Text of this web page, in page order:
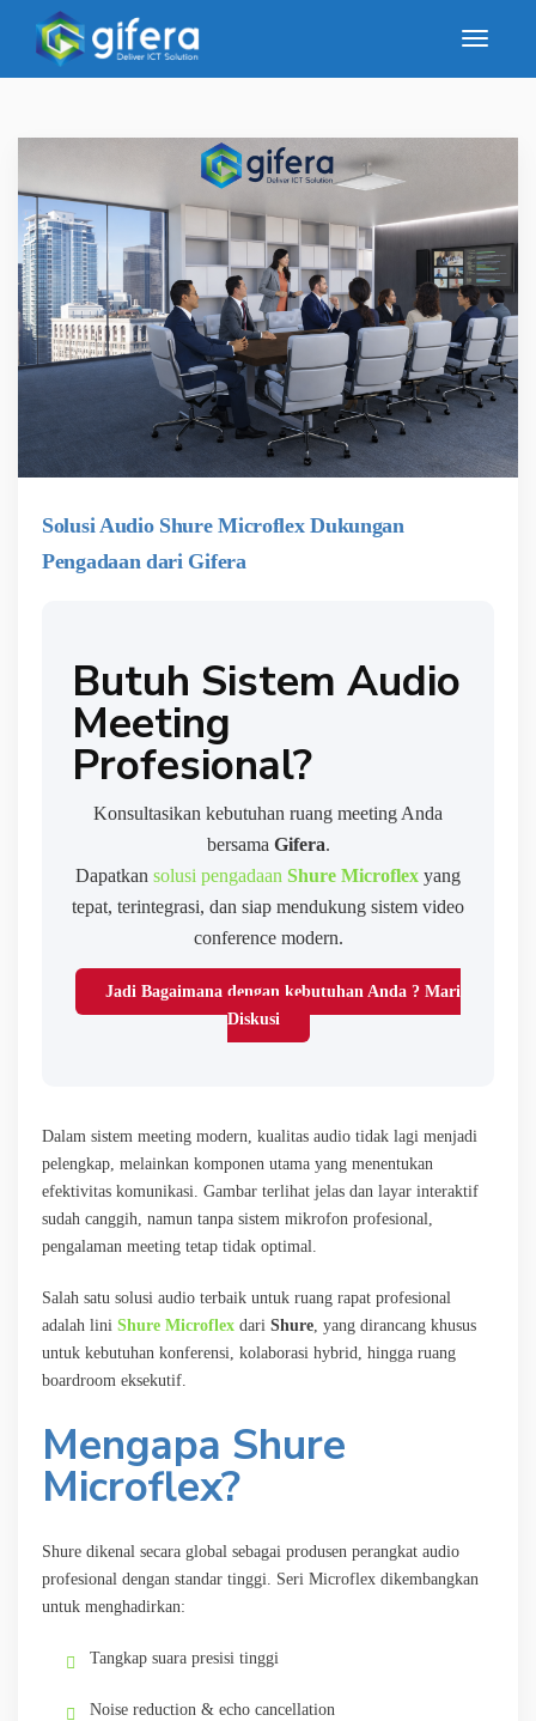
Solusi Audio Shure Microflex Dukungan
Pengadaan dari Gifera
Butuh Sistem Audio
Meeting
Profesional?
Konsultasikan kebutuhan ruang meeting Anda
bersama Gifera.
Dapatkan solusi pengadaan Shure Microflex yang
tepat, terintegrasi, dan siap mendukung sistem video
conference modern.
Jadi Bagaimana dengan kebutuhan Anda ? Mari
Diskusi
Dalam sistem meeting modern, kualitas audio tidak lagi menjadi
pelengkap, melainkan komponen utama yang menentukan
efektivitas komunikasi. Gambar terlihat jelas dan layar interaktif
sudah canggih, namun tanpa sistem mikrofon profesional,
pengalaman meeting tetap tidak optimal.
Salah satu solusi audio terbaik untuk ruang rapat profesional
adalah lini Shure Microflex dari Shure , yang dirancang khusus
untuk kebutuhan konferensi, kolaborasi hybrid, hingga ruang
boardroom eksekutif.
Mengapa Shure
Microflex?
Shure dikenal secara global sebagai produsen perangkat audio
profesional dengan standar tinggi. Seri Microflex dikembangkan
untuk menghadirkan:
Tangkap suara presisi tinggi
Noise reduction & echo cancellation